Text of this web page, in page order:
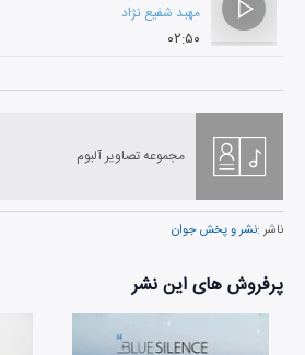
مهبد شفیع نژاد
۰۲:۵۰
مجموعه تصاویر آلبوم
ناشر :نشر و پخش جوان
پرفروش های این نشر